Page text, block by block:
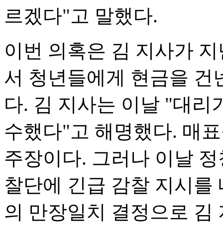
르겠다"고 말했다.
이번 의혹은 김 지사가
서 청년들에게 현금을 건
다. 김 지사는 이날 "대리
수했다"고 해명했다. 매
주장이다. 그러나 이날
찰단에 긴급 감찰 지시를
의 만장일치 결정으로 김